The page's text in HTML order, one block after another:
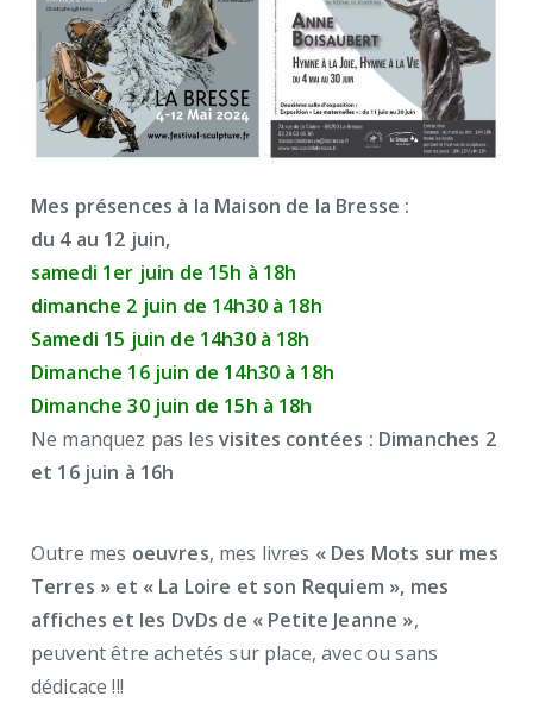
Mes présences à la Maison de la Bresse :
du 4 au 12 juin,
samedi 1er juin de 15h à 18h
dimanche 2 juin de 14h30 à 18h
Samedi 15 juin de 14h30 à 18h
Dimanche 16 juin de 14h30 à 18h
Dimanche 30 juin de 15h à 18h
Ne manquez pas lesvisites contées : Dimanches 2
et 16 juin à 16h
Outre mes oeuvres, mes livres « Des Mots sur mes
Terres » et « La Loire et son Requiem », mes
affiches et les DvDs de « Petite Jeanne »,
peuvent être achetés sur place, avec ou sans
dédicace !!!